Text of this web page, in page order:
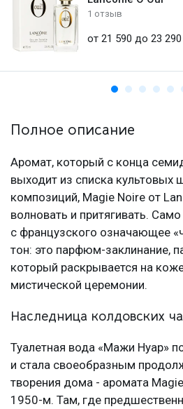
1 отзыв
от 21 590 до 23 290
Полное описание
Аромат, который с конца
выходит из списка культовых
композиций, Magie Noire от
волновать и притягивать.
с французского означающее
тон: это парфюм-заклинание,
который раскрывается на
мистической церемонии.
Наследница колдовских
Туалетная вода «Мажи Нуар»
и стала своеобразным
творения дома - аромата
1950-м. Там, где